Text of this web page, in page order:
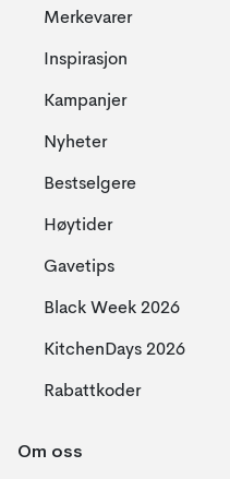
Merkevarer
Inspirasjon
Kampanjer
Nyheter
Bestselgere
Høytider
Gavetips
Black Week 2026
KitchenDays 2026
Rabattkoder
Om oss